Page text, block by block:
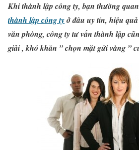
Khi thành lập công ty, bạn thường
thành lập công tyở đâu uy tín, hiệu
văn phòng, công ty tư vấn thành lập
giải , khó khăn ” chọn mặt gửi vàng ”